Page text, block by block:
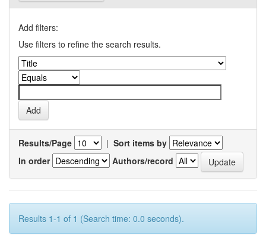
Add filters:
Use filters to refine the search results.
Results/Page | Sort items by
In order
Authors/record
Results 1-1 of 1 (Search time: 0.0 seconds).